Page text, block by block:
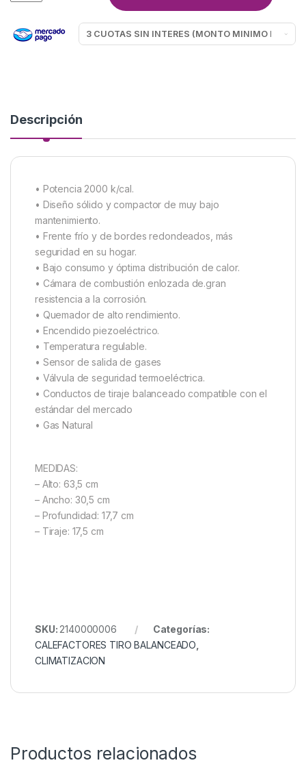
Descripción
• Potencia 2000 k/cal.
• Diseño sólido y compactor de muy bajo
mantenimiento.
• Frente frío y de bordes redondeados, más
seguridad en su hogar.
• Bajo consumo y óptima distribución de calor.
• Cámara de combustión enlozada de.gran
resistencia a la corrosión.
• Quemador de alto rendimiento.
• Encendido piezoeléctrico.
• Temperatura regulable.
• Sensor de salida de gases
• Válvula de seguridad termoeléctrica.
• Conductos de tiraje balanceado compatible con el
estándar del mercado
• Gas Natural
MEDIDAS:
– Alto: 63,5 cm
– Ancho: 30,5 cm
– Profundidad: 17,7 cm
– Tiraje: 17,5 cm
SKU: 2140000006
Categorías:
CALEFACTORES TIRO BALANCEADO
CLIMATIZACION
Productos relacionados